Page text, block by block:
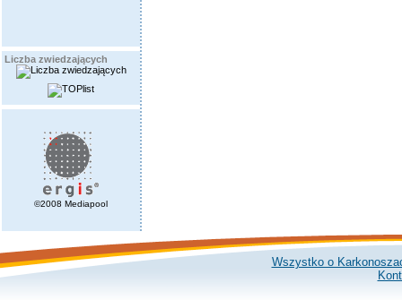
Liczba zwiedzających
©2008 Mediapool
Wszystko o